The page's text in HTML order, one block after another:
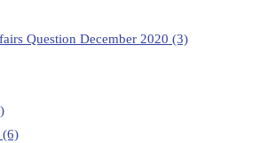
Question December 2020 (3)
(6)